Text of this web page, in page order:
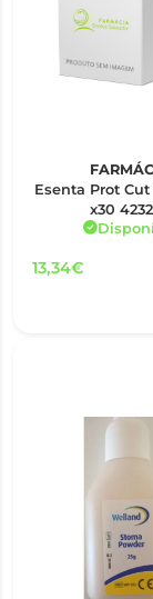
Esenta Prot
x30
13,34€